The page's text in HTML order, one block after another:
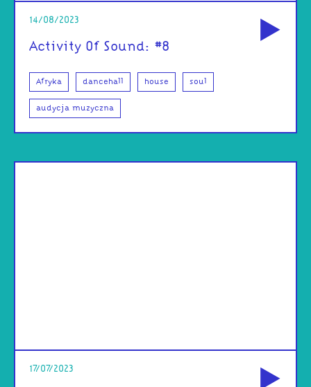
14/08/2023
Activity Of Sound: #8
Afryka dancehall house soul
audycja muzyczna
17/07/2023